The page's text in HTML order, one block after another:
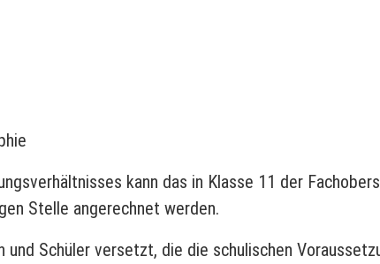
kann das in Klasse 11 der
Stelle angerechnet werden.
und Schüler versetzt, die die schulischen